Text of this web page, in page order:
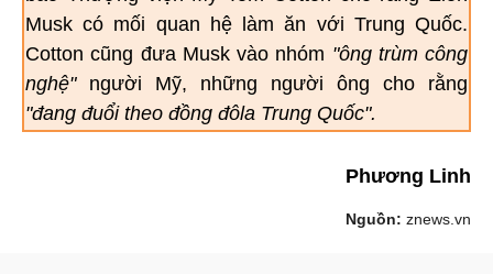
Musk có mối quan hệ làm ăn với Trung Quốc.
Cotton cũng đưa Musk vào nhóm "ông trùm công
nghệ" người Mỹ, những người ông cho rằng
"đang đuổi theo đồng đôla Trung Quốc".
Phương Linh
Nguồn: znews.vn